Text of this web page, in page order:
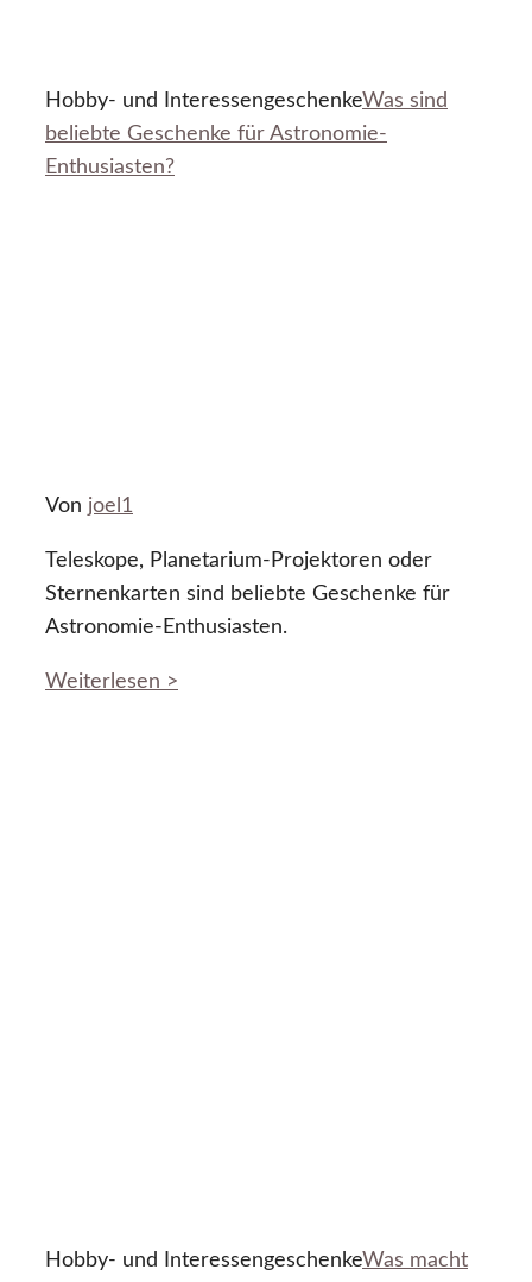
Hobby- und InteressengeschenkeWas sind
beliebte Geschenke für Astronomie-
Enthusiasten?
Von joel1
Teleskope, Planetarium-Projektoren oder
Sternenkarten sind beliebte Geschenke für
Astronomie-Enthusiasten.
Weiterlesen >
Hobby- und InteressengeschenkeWas macht